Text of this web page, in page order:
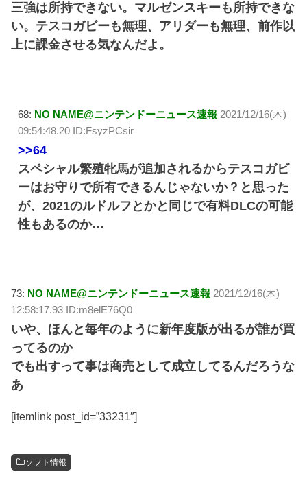
三強は所持できない。マルゼンスキーも所持できな
い。テスコガビーも無理、アリダーも無理、前作以
上に課金させる気なんだよ。
68: NO NAME@ニンテンドーニュース速報 2021/12/16(木)
09:54:48.20 ID:FsyzPCsir
>>64
スペシャル繁殖牝馬が追加されるからテスコガビ
ーはお守りで所有できるんじゃないか？と思った
が、2021のルドルフとかと同じで有料DLCの可能
性もあるのか…
73: NO NAME@ニンテンドーニュース速報 2021/12/16(木)
12:58:17.93 ID:m8elE76Q0
いや、ほんと毎年のように新年度版が出るが誰が買
ってるのか
でも出すって事は商売として成立してるんだろうな
あ
[itemlink post_id=”33231″]
ソフト情報